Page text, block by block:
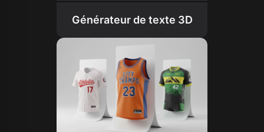
Générateur de texte 3D